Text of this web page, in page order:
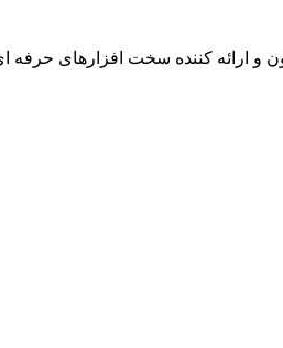
و ارائه کننده سخت افزارهای حرفه